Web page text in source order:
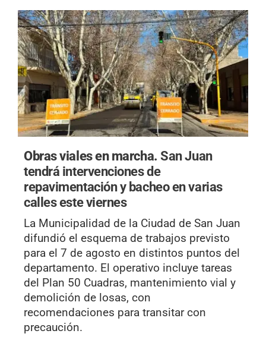
Obras viales en marcha.San Juan
tendrá intervenciones de
repavimentación y bacheo en varias
calles este viernes
La Municipalidad de la Ciudad de San Juan
difundió el esquema de trabajos previsto
para el 7 de agosto en distintos puntos del
departamento. El operativo incluye tareas
del Plan 50 Cuadras, mantenimiento vial y
demolición de losas, con
recomendaciones para transitar con
precaución.